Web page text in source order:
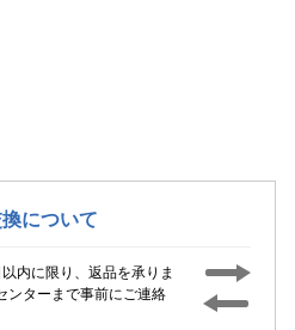
について
内に限り、返品を承りま
ンターまで事前にご連絡